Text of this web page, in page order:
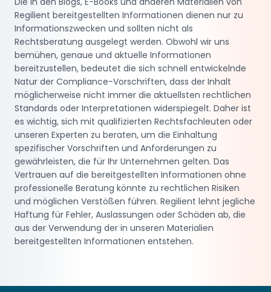
Regilient bereitgestellten Informationen dienen nur zu
Informationszwecken und sollten nicht als
Rechtsberatung ausgelegt werden. Obwohl wir uns
bemühen, genaue und aktuelle Informationen
bereitzustellen, bedeutet die sich schnell entwickelnde
Natur der Compliance-Vorschriften, dass der Inhalt
möglicherweise nicht immer die aktuellsten rechtlichen
Standards oder Interpretationen widerspiegelt. Daher ist
es wichtig, sich mit qualifizierten Rechtsfachleuten oder
unseren Experten zu beraten, um die Einhaltung
spezifischer Vorschriften und Anforderungen zu
gewährleisten, die für Ihr Unternehmen gelten. Das
Vertrauen auf die bereitgestellten Informationen ohne
professionelle Beratung könnte zu rechtlichen Risiken
und möglichen Verstößen führen. Regilient lehnt jegliche
Haftung für Fehler, Auslassungen oder Schäden ab, die
aus der Verwendung der in unseren Materialien
bereitgestellten Informationen entstehen.